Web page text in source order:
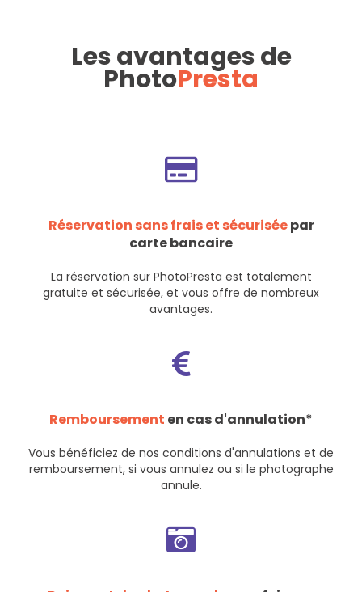
Les avantages de
PhotoPresta
Réservation sans frais et sécuriséepar
carte bancaire
La réservation sur PhotoPresta est totalement
gratuite et sécurisée, et vous offre de nombreux
avantages.
Remboursement en cas d'annulation*
Vous bénéficiez de nos conditions d'annulations et de
remboursement, si vous annulez ou si le photographe
annule.